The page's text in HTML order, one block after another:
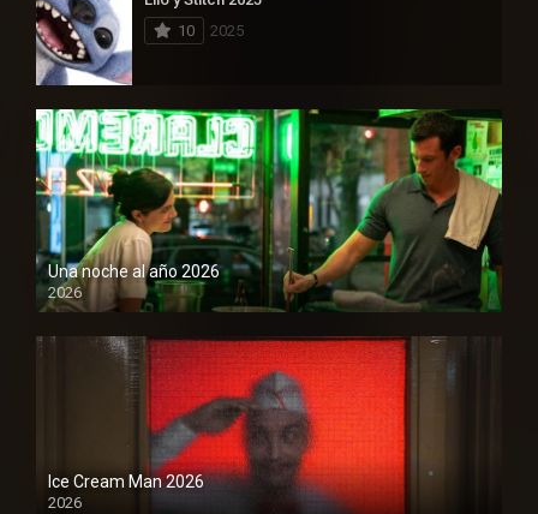
10
2025
Una noche al año 2026
2026
1080P
Ice Cream Man 2026
2026